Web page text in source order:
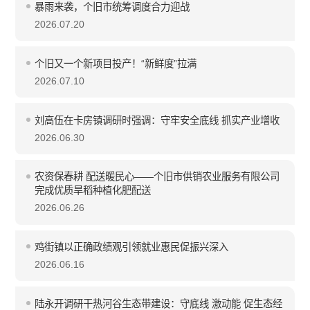
暴雨来袭，个旧市统筹调度合力迎战
2026.07.20
个旧又一个新项目投产！“新鲜度”拉满
2026.07.10
刘高伍在卡房镇调研时强调：守牢安全底线 抓实产业增收
2026.06.30
农资保春耕 配送暖民心——个旧市供销农业服务有限公司
完成优质旱稻种植化肥配送
2026.06.26
鸡街镇以正确政绩观引领就业惠民促振兴深入
2026.06.16
陆永开调研干热河谷生态带建设：守底线 激动能 促生态经